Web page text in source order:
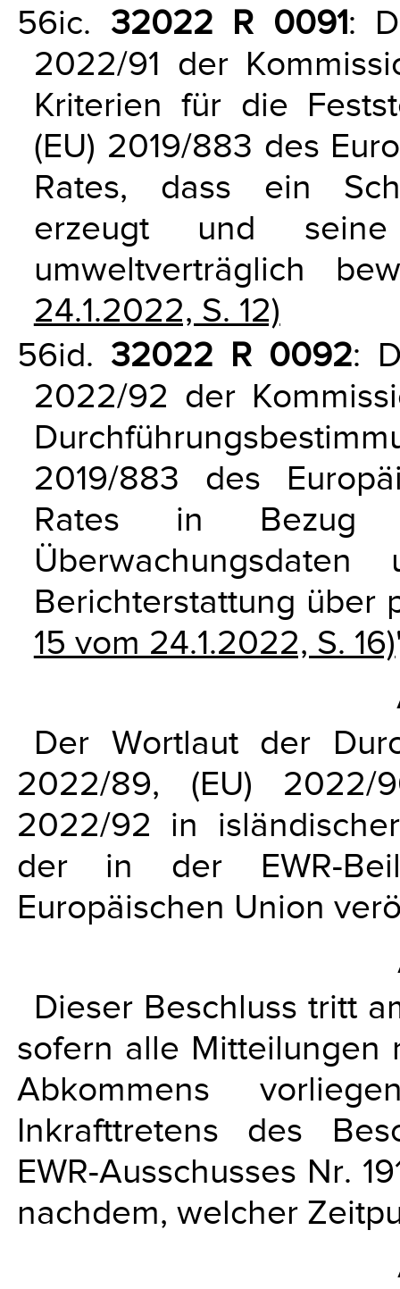
56ic. 32022 R 0091:
2022/91 der
Kriterien für die
(EU) 2019/883 des
Rates, dass ein
erzeugt und
umweltverträglich
24.1.2022, S. 12)
56id. 32022 R 0092:
2022/92 der
2019/883 des
Rates in
Berichterstattung über
15 vom 24.1.2022, S. 16)
Der Wortlaut der
2022/89, (EU) 2022/
2022/92 in
der in der EWR-
Europäischen Union
Dieser Beschluss tritt
sofern alle Mitteilungen
Abkommens
Inkrafttretens des
EWR-Ausschusses Nr.
nachdem, welcher